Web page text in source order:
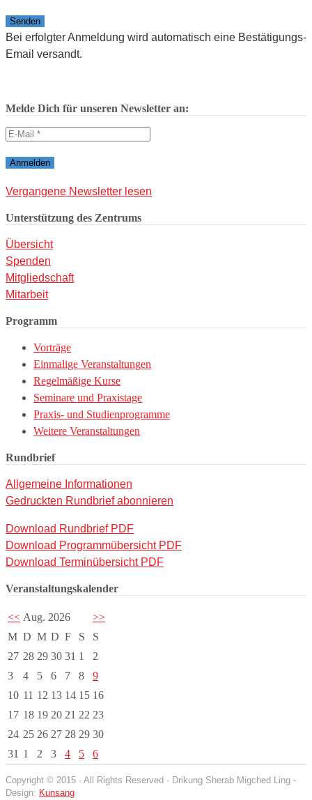
Bitte lasse dieses Feld leer.
Bei erfolgter Anmeldung wird automatisch eine Bestätigungs-
Email versandt.
Melde Dich für unseren Newsletter an:
Vergangene Newsletter lesen
Unterstützung des Zentrums
Übersicht
Spenden
Mitgliedschaft
Mitarbeit
Programm
Vorträge
Einmalige Veranstaltungen
Regelmäßige Kurse
Seminare und Praxistage
Praxis- und Studienprogramme
Weitere Veranstaltungen
Rundbrief
Allgemeine Informationen
Gedruckten Rundbrief abonnieren
Download Rundbrief PDF
Download Programmübersicht PDF
Download Terminübersicht PDF
Veranstaltungskalender
<< Aug. 2026
>>
M D M D F S
S
27 28 29 30 31 1
2
3
4 5 6 7 8
9
10 11 12 13 14 15 16
17 18 19 20 21 22 23
24 25 26 27 28 29 30
31 1 2 3 4 5 6
Copyright © 2015 · All Rights Reserved · Drikung Sherab Migched Ling -
Design: Kunsang